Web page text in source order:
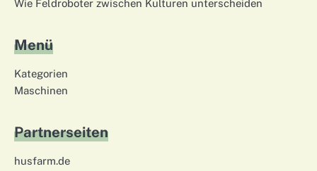
Wie Feldroboter zwischen Kulturen unterscheiden
Menü
Kategorien
Maschinen
Partnerseiten
husfarm.de